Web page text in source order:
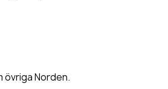
övriga Norden.